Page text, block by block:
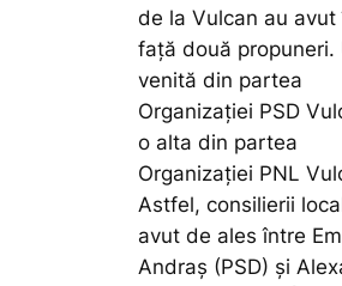
de la Vulcan au avut
față două propuneri.
venită din partea
Organizației PSD
o alta din partea
Organizației PNL
Astfel, consilierii
avut de ales între
Andraș (PSD) și